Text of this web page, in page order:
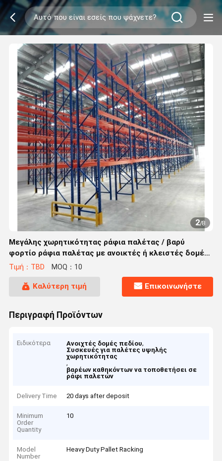
2/8
Μεγάλης χωρητικότητας ράφια παλέτας / βαρύ
φορτίο ράφια παλέτας με ανοικτές ή κλειστές δομές
πεδίου
Τιμή：TBD MOQ：10
Καλύτερη τιμή Επικοινωνήστε
Περιγραφή Προϊόντων
Ειδικότερα Ανοιχτές δομές πεδίου,
Συσκευές για παλέτες υψηλής
χωρητικότητας
,
βαρέων καθηκόντων να τοποθετήσει σε
ράφι παλετών
Delivery Time 20 days after deposit
Minimum
Order
Quantity
10
Model
Number
Heavy Duty Pallet Racking